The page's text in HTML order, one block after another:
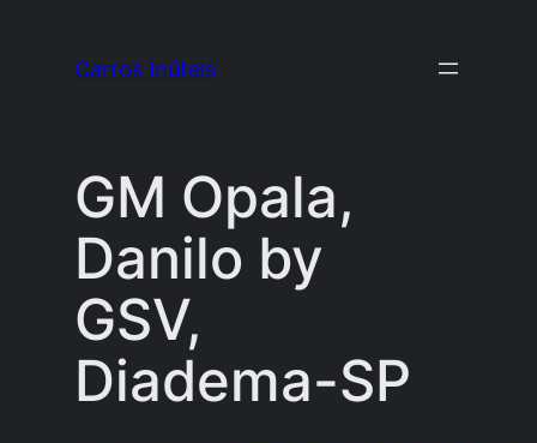
Carros Inúteis
GM Opala,
Danilo by
GSV,
Diadema-SP